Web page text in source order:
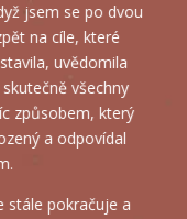
Její přístup je
a velmi efektivní.
první, ale určitě